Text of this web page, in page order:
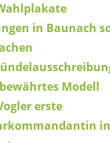
in Baunach
Modell
erste